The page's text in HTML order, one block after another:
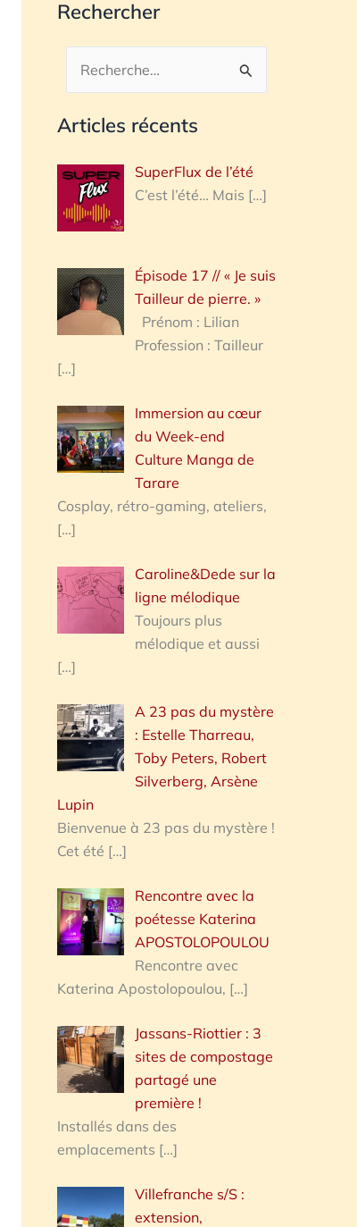
Rechercher
Rechercher :
Articles récents
SuperFlux de l’été
C’est l’été… Mais […]
Épisode 17 // « Je suis
Tailleur de pierre. »
Prénom : Lilian
Profession : Tailleur
[…]
Immersion au cœur
du Week-end
Culture Manga de
Tarare
Cosplay, rétro-gaming, ateliers,
[…]
Caroline&Dede sur la
ligne mélodique
Toujours plus
mélodique et aussi
[…]
A 23 pas du mystère
: Estelle Tharreau,
Toby Peters, Robert
Silverberg, Arsène
Lupin
Bienvenue à 23 pas du mystère !
Cet été […]
Rencontre avec la
poétesse Katerina
APOSTOLOPOULOU
Rencontre avec
Katerina Apostolopoulou, […]
Jassans-Riottier : 3
sites de compostage
partagé une
première !
Installés dans des
emplacements […]
Villefranche s/S :
extension,